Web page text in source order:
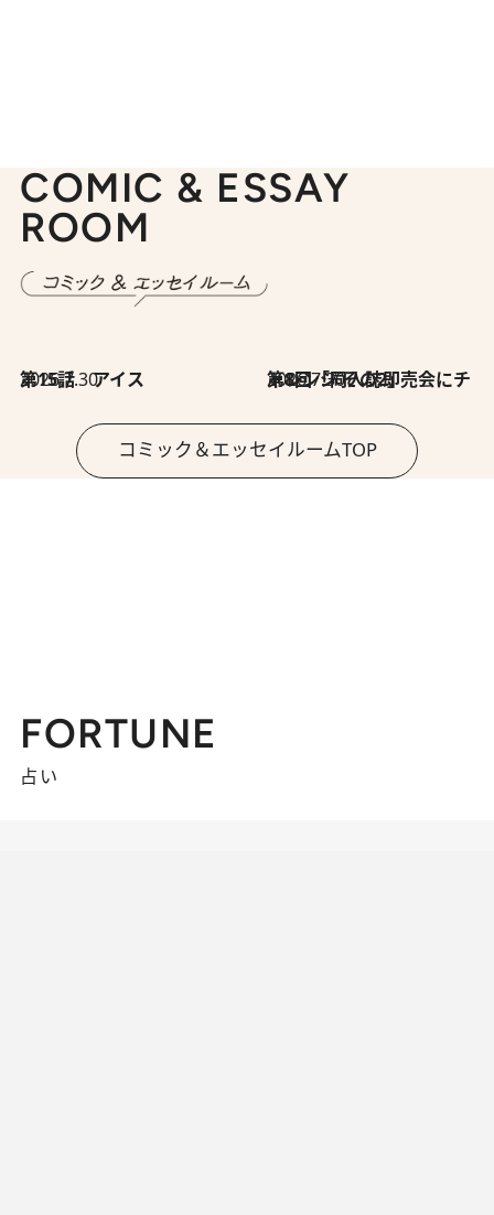
COMIC & ESSAY
ROOM
2026.7.30
第15話 アイス 2026.7.30
第8回「同人誌即売会にチャレンジ その2」
コミック＆エッセイルームTOP
FORTUNE
占い